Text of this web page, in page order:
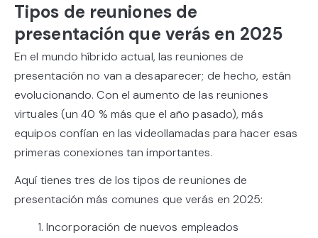
Tipos de reuniones de
presentación que verás en 2025
En el mundo híbrido actual, las reuniones de
presentación no van a desaparecer; de hecho, están
evolucionando. Con el aumento de las reuniones
virtuales (un 40 % más que el año pasado), más
equipos confían en las videollamadas para hacer esas
primeras conexiones tan importantes.
Aquí tienes tres de los tipos de reuniones de
presentación más comunes que verás en 2025:
1. Incorporación de nuevos empleados